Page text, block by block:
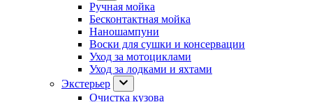
Ручная мойка
Бесконтактная мойка
Наношампуни
Воски для сушки и консервации
Уход за мотоциклами
Уход за лодками и яхтами
Экстерьер
Очистка кузова